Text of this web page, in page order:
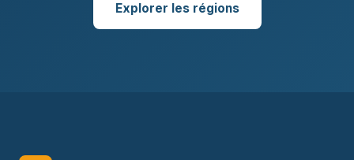
Explorer les régions